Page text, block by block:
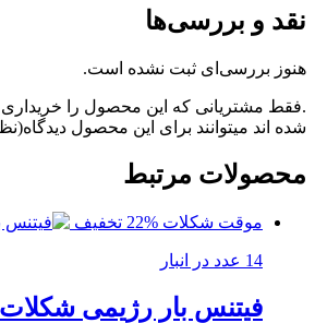
نقد و بررسی‌ها
هنوز بررسی‌ای ثبت نشده است.
.فقط مشتریانی که این محصول را خریداری
شده اند میتوانند برای این محصول
محصولات مرتبط
موقت شکلات %22 تخفیف
14 عدد در انبار
فیتنس بار رژیمی